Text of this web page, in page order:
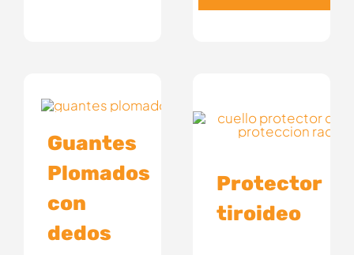
Guantes
Plomados
con
dedos
Protector
tiroideo